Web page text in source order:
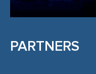
PARTNERS